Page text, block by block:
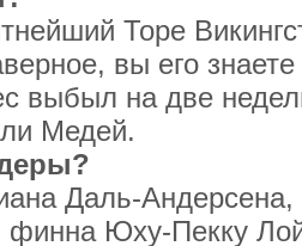
Торе
вы его
выбыл на две
Медей.
Даль-
финна Юху-Пекку